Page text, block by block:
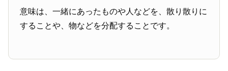
意味は、一緒にあったものや人などを、散り散りに
することや、物などを分配することです。